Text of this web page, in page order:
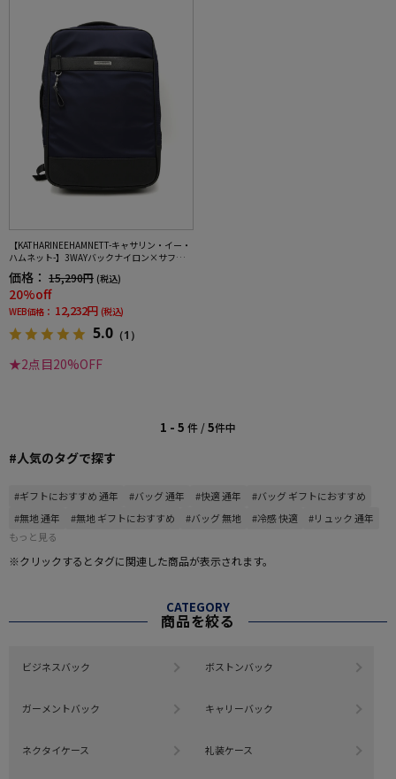
【KATHARINEEHAMNETT-キャサリン・イー・
ハムネット-】3WAYバックナイロン×サフィア
ーノリュック/ブリーフ（タテ・ヨコ）無地通
年
価格： 15,290円 (税込)
20%off
WEB価格： 12,232円 (税込)
5.0 （1）
★2点目20%OFF
1 - 5 件 /5件中
#人気のタグで探す
#ギフトにおすすめ 通年 #バッグ 通年 #快適 通年
#バッグ ギフトにおすすめ
#無地 通年
#無地 ギフトにおすすめ #バッグ 無地 #冷感 快適
#リュック 通年
もっと見る
※クリックするとタグに関連した商品が表示されます。
CATEGORY
商品を絞る
ビジネスバック ボストンバック
ガーメントバック キャリーバック
ネクタイケース 礼装ケース